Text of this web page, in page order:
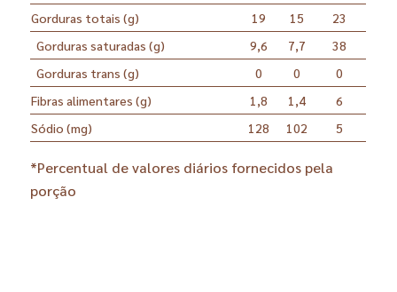
Gorduras totais (g)
19 15
23
Gorduras saturadas (g)
9,6 7,7
38
Gorduras trans (g)
0 0
0
Fibras alimentares (g)
1,8 1,4
6
Sódio (mg)
128 102 5
*Percentual de valores diários fornecidos pela
porção